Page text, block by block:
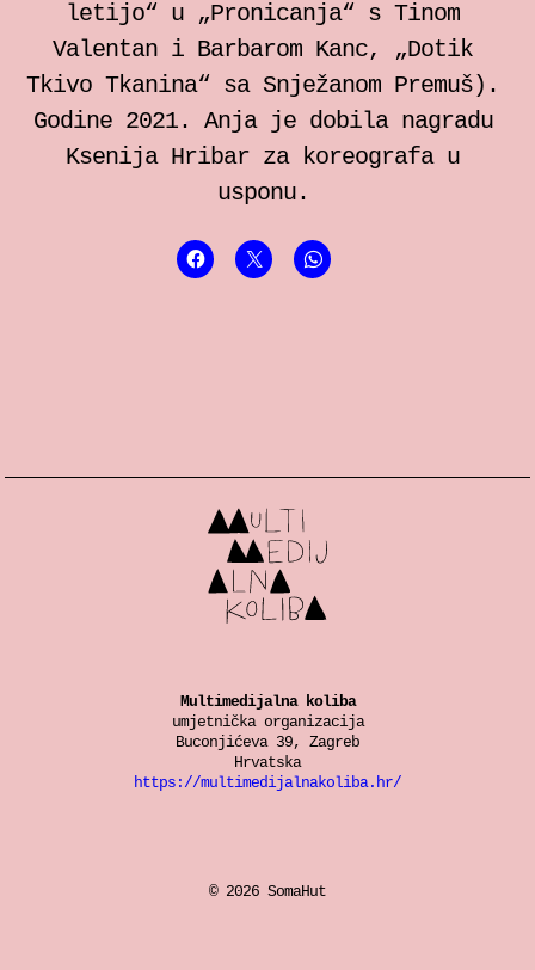
letijo“ u „Pronicanja“ s Tinom
Valentan i Barbarom Kanc, „Dotik
Tkivo Tkanina“ sa Snježanom Premuš).
Godine 2021. Anja je dobila nagradu
Ksenija Hribar za koreografa u
usponu.
Multimedijalna koliba
umjetnička organizacija
Buconjićeva 39, Zagreb
Hrvatska
https://multimedijalnakoliba.hr/
© 2026 SomaHut